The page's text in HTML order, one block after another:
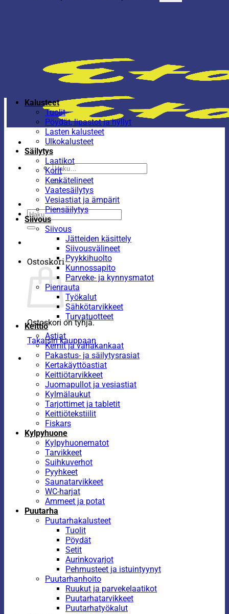
Etsi:
Etsi:
Ostoskori
Ostoskori on tyhjä.
Takaisin kauppaan
Kalusteet
Tuolit
Pöydät, lipastot ja hyllyt
Lasten kalusteet
Ulkokalusteet
Säilytys
Laatikot
Korit
Kenkätelineet
Vaatesäilytys
Vesiastiat ja ämpärit
Piensäilytys
Siivous
Siivous
Jätteiden käsittely
Siivousvälineet
Pyykkihuolto
Kunnossapito
Parveke- ja kynnysmatot
Pienrauta
Työkalut
Sähkötarvikkeet
Turvatuotteet
Keittiö
Astiat
Kernit ja vahakankaat
Pakastus- ja säilytysrasiat
Kertakäyttöastiat
Keittiötarvikkeet
Juomapullot ja vesiastiat
Kylmälaukut
Tarjottimet ja tabletit
Keittiötekstiilit
Fiskars
Kylpyhuone
Kylpyhuonematot
Tarvikkeet
Suihkuverhot
Pyyhkeet
Saunatarvikkeet
WC-harjat
Ammeet ja potat
Puutarha
Puutarhakalusteet
Tuolit
Pöydät
Setit
Aurinkovarjot
Pehmusteet ja istuintyynyt
Puutarhanhoito
Ruukut ja parvekelaatikot
Puutarhatarvikkeet
Puutarhatyökalut